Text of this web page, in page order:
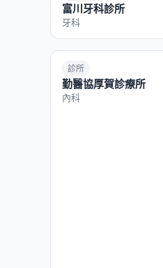
富川牙科診所
牙科
診所
勤醫協厚賀診療所
內科